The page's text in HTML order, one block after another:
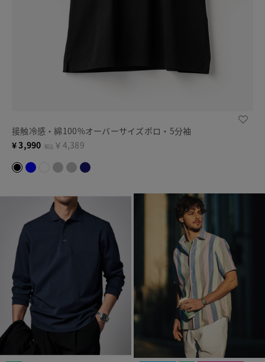
接触冷感・綿100%オーバーサイズポロ・5分袖
¥3,990 税込 ￥4,389